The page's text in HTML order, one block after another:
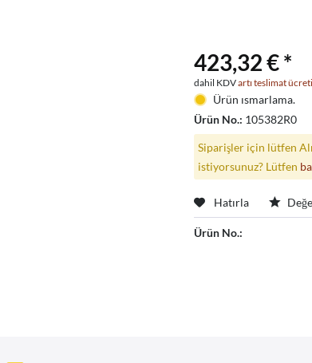
423,32 € *
dahil KDVartı teslimat ücreti
Ürün ısmarlama.
Ürün No.: 105382R0
Siparişler için lütfen
istiyorsunuz? Lütfen
Hatırla
Ürün No.: